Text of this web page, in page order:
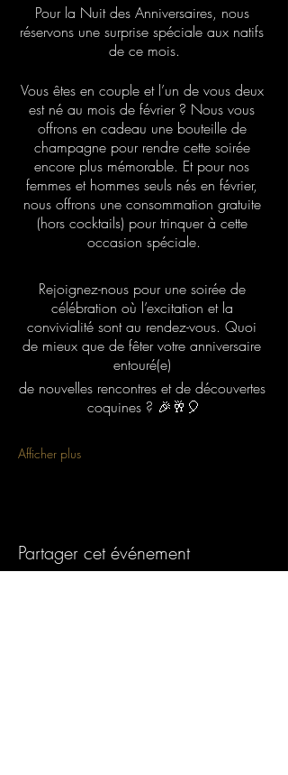
Pour la Nuit des Anniversaires, nous
réservons une surprise spéciale aux natifs
de ce mois.
Vous êtes en couple et l’un de vous deux
est né au mois de février ? Nous vous
offrons en cadeau une bouteille de
champagne pour rendre cette soirée
encore plus mémorable. Et pour nos
femmes et hommes seuls nés en février,
nous offrons une consommation gratuite
(hors cocktails) pour trinquer à cette
occasion spéciale.
Rejoignez-nous pour une soirée de
célébration où l’excitation et la
convivialité sont au rendez-vous. Quoi
de mieux que de fêter votre anniversaire
entouré(e)
de nouvelles rencontres et de découvertes
coquines ? 🎉🥂🎈
Afficher plus
Partager cet événement